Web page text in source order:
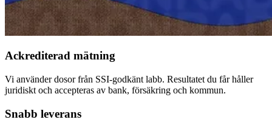
Ackrediterad mätning
Vi använder dosor från SSI-godkänt labb. Resultatet du får håller
juridiskt och accepteras av bank, försäkring och kommun.
Snabb leverans